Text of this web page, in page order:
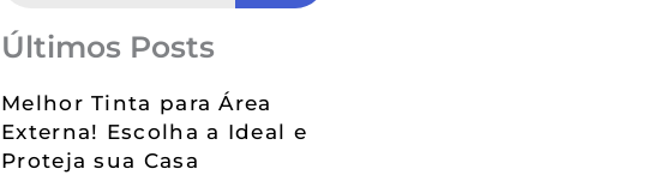
Últimos Posts
Melhor Tinta para Área
Externa! Escolha a Ideal e
Proteja sua Casa